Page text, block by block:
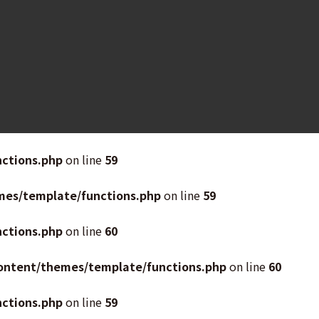
on line 59
template/functions.phpon line 59
on line 60
themes/template/functions.phpon line 60
on line 59